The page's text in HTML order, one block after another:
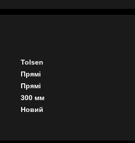
Tolsen
Прямі
Прямі
300 мм
Новий